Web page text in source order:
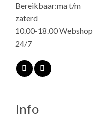
Bereikbaar:ma t/m
zaterd
10.00-18.00 Webshop
24/7
Info